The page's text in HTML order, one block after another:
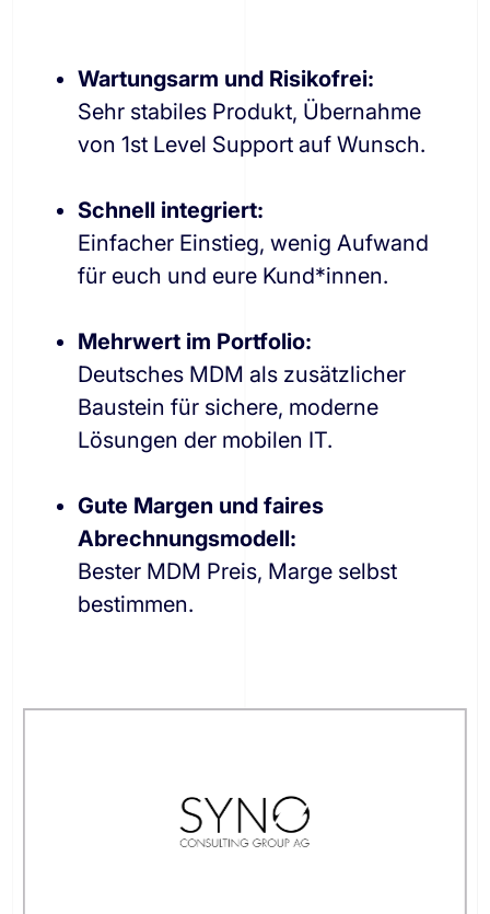
Wartungsarm und Risikofrei:
Sehr stabiles Produkt, Übernahme
von 1st Level Support auf Wunsch.
Schnell integriert:
Einfacher Einstieg, wenig Aufwand
für euch und eure Kund*innen.
Mehrwert im Portfolio:
Deutsches MDM als zusätzlicher
Baustein für sichere, moderne
Lösungen der mobilen IT.
Gute Margen und faires
Abrechnungsmodell:
Bester MDM Preis, Marge selbst
bestimmen.